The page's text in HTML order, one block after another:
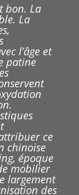
bon. La
La
l’âge et
patine
ce
chinoise
époque
mobilier
largement
des